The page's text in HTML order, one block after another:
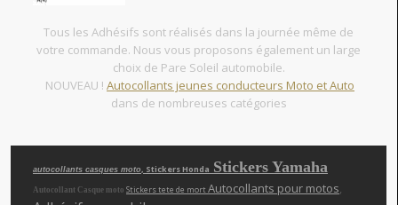
Tous les Adhésifs sont réalisés dans la journée même de
votre commande. Nous vous proposons également un large
choix de Pare Soleil automobile.
NOUVEAU ! Autocollants jeunes conducteurs Moto et Auto
dans de nombreuses catégories
autocollants casques moto , Stickers Honda Stickers Yamaha
Autocollant Casque moto Stickers tete de mortAutocollants pour motos